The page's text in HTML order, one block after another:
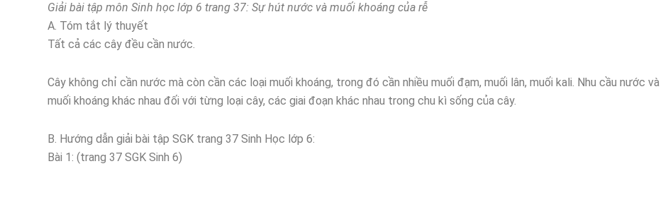
Giải bài tập môn Sinh học lớp 6 trang 37: Sự hút nước và muối khoáng của rễ
A. Tóm tắt lý thuyết
Tất cả các cây đều cần nước.
Cây không chỉ cần nước mà còn cần các loại muối khoáng, trong đó cần nhiều muối đạm, muối lân, muối kali. Nhu cầu nước và
muối khoáng khác nhau đối với từng loại cây, các giai đoạn khác nhau trong chu kì sống của cây.
B. Hướng dẫn giải bài tập SGK trang 37 Sinh Học lớp 6:
Bài 1: (trang 37 SGK Sinh 6)